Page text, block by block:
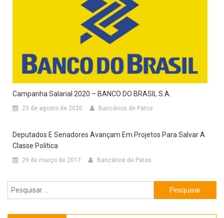
Campanha Salarial 2020 – BANCO DO BRASIL S.A.
25 de agosto de 2020 Bancários de Patos
Deputados E Senadores Avançam Em Projetos Para Salvar A
Classe Política
29 de março de 2017 Bancários de Patos
Pesquisar
por: